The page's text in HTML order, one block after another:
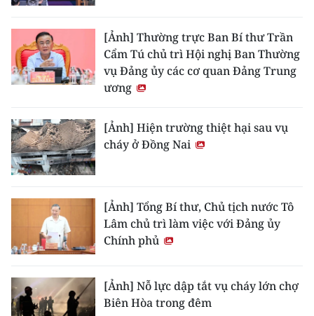
[Ảnh] Thường trực Ban Bí thư Trần
Cẩm Tú chủ trì Hội nghị Ban Thường
vụ Đảng ủy các cơ quan Đảng Trung
ương
[Ảnh] Hiện trường thiệt hại sau vụ
cháy ở Đồng Nai
[Ảnh] Tổng Bí thư, Chủ tịch nước Tô
Lâm chủ trì làm việc với Đảng ủy
Chính phủ
[Ảnh] Nỗ lực dập tắt vụ cháy lớn chợ
Biên Hòa trong đêm